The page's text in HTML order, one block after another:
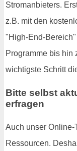
Stromanbieters.
z.B. mit den
"High-End-
Programme bis hin
wichtigste Schritt
Bitte selbst
erfragen
Auch unser Online-
Ressourcen.